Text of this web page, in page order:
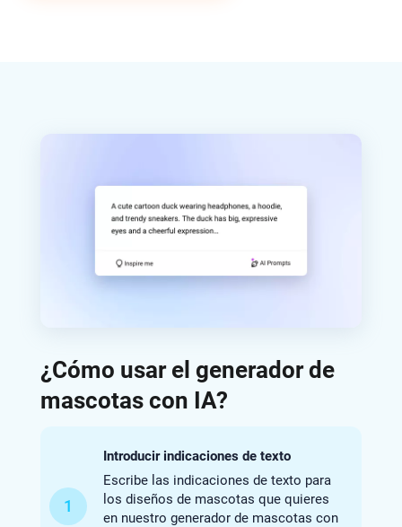
¿Cómo usar el generador de
mascotas con IA?
1
Introducir indicaciones de texto
Escribe las indicaciones de texto para
los diseños de mascotas que quieres
en nuestro generador de mascotas con